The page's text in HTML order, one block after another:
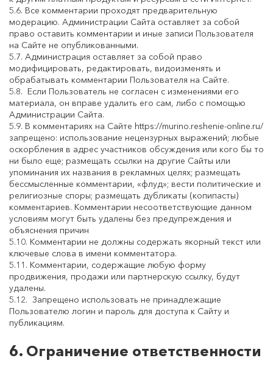
5.6. Все комментарии проходят предварительную
модерацию. Администрации Сайта оставляет за собой
право оставить комментарии и иные записи Пользователя
на Сайте не опубликованными.
5.7. Администрация оставляет за собой право
модифицировать, редактировать, видоизменять и
обрабатывать комментарии Пользователя на Сайте.
5.8. Если Пользователь не согласен с изменениями его
материала, он вправе удалить его сам, либо с помощью
Администрации Сайта.
5.9. В комментариях на Сайте https://murino.reshenie-online.ru/
запрещено: использование нецензурных выражений; любые
оскорбления в адрес участников обсуждения или кого бы то
ни было еще; размещать ссылки на другие Сайты или
упоминания их названия в рекламных целях; размещать
бессмысленные комментарии, «флуд»; вести политические и
религиозные споры; размещать дубликаты (копипасты)
комментариев. Комментарии несоответствующие данном
условиям могут быть удалены без предупреждения и
объяснения причин
5.10. Комментарии не должны содержать якорный текст или
ключевые слова в имени комментатора.
5.11. Комментарии, содержащие любую форму
продвижения, продажи или партнерскую ссылку, будут
удалены.
5.12. Запрещено использовать не принадлежащие
Пользователю логин и пароль для доступа к Сайту и
публикациям.
6. Ограничение ответственности